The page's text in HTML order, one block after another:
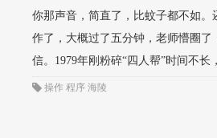
你那声音，简直了，比蚊子都不如
作了，大概过了五分钟，老师懵圈
信。1979年刚粉碎“四人帮”时间不
操作 程序 海陵